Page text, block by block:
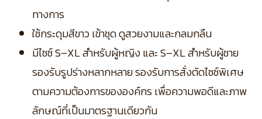
ทางการ
ใช้กระดุมสีขาว เข้าชุด ดูสวยงามและกลมกลืน
มีไซซ์ S–XL สำหรับผู้หญิง และ S–XL สำหรับผู้ชาย
รองรับรูปร่างหลากหลายรองรับการสั่งตัดไซซ์พิเศษ
ตามความต้องการขององค์กร เพื่อความพอดีและภาพ
ลักษณ์ที่เป็นมาตรฐานเดียวกัน